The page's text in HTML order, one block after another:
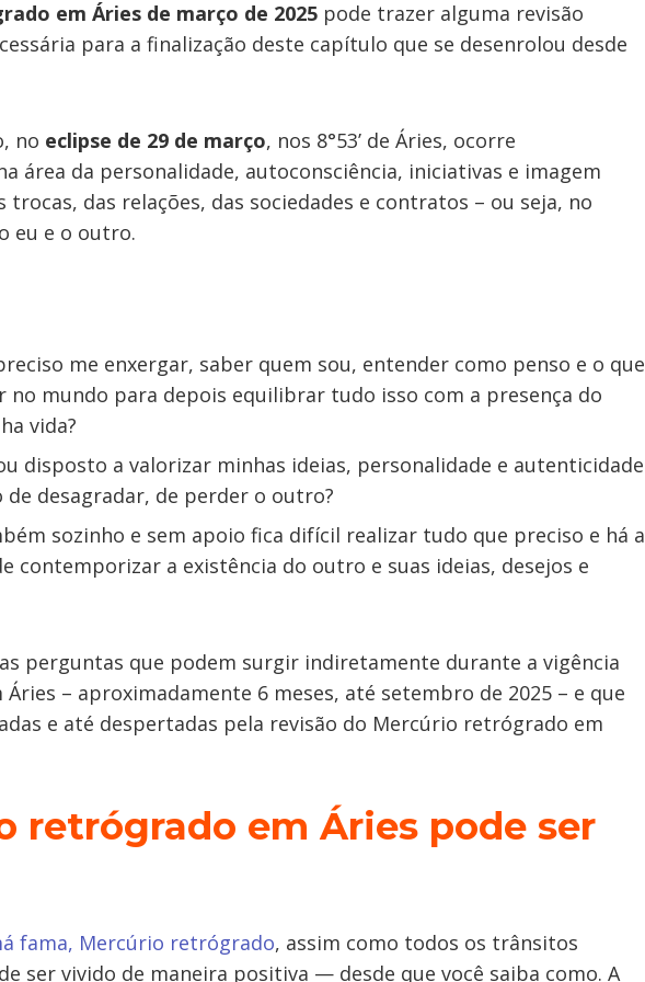
em Áries de março de 2025 pode trazer alguma revisão
para a finalização deste capítulo que se desenrolou desde
no eclipse de 29 de março, nos 8°53’ de Áries, ocorre
área da personalidade, autoconsciência, iniciativas e imagem
trocas, das relações, das sociedades e contratos – ou seja, no
eu e o outro.
me enxergar, saber quem sou, entender como penso e o que
no mundo para depois equilibrar tudo isso com a presença do
vida?
disposto a valorizar minhas ideias, personalidade e autenticidade
desagradar, de perder o outro?
sozinho e sem apoio fica difícil realizar tudo que preciso e há a
contemporizar a existência do outro e suas ideias, desejos e
perguntas que podem surgir indiretamente durante a vigência
– aproximadamente 6 meses, até setembro de 2025 – e que
e até despertadas pela revisão do Mercúrio retrógrado em
retrógrado em Áries pode ser
fama, Mercúrio retrógrado, assim como todos os trânsitos
ser vivido de maneira positiva — desde que você saiba como. A